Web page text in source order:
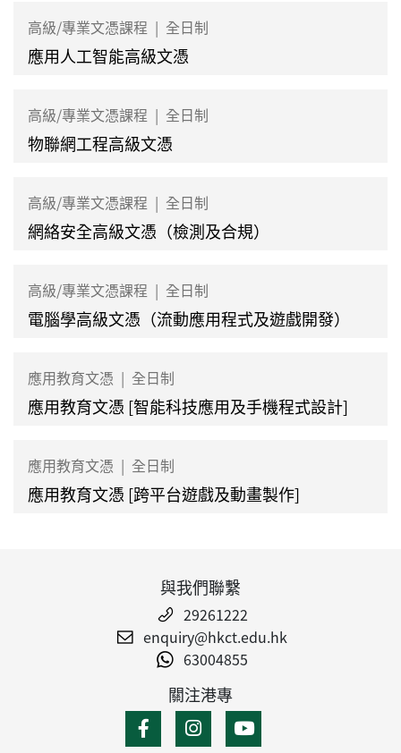
高級/專業文憑課程 | 全日制
應用人工智能高級文憑
高級/專業文憑課程 | 全日制
物聯網工程高級文憑
高級/專業文憑課程 | 全日制
網絡安全高級文憑（檢測及合規）
高級/專業文憑課程 | 全日制
電腦學高級文憑（流動應用程式及遊戲開發）
應用教育文憑 | 全日制
應用教育文憑 [智能科技應用及手機程式設計]
應用教育文憑 | 全日制
應用教育文憑 [跨平台遊戲及動畫製作]
與我們聯繫
29261222
enquiry@hkct.edu.hk
63004855
關注港專